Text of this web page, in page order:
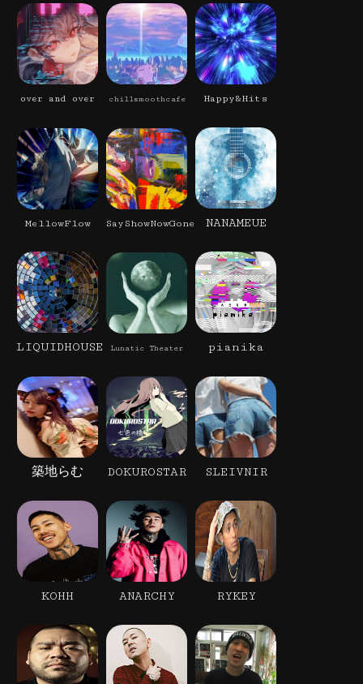
over and over chillsmoothcafe Happy&Hits
MellowFlow SayShowNowGone NANAMEUE
LIQUIDHOUSE Lunatic Theater pianika
築地らむ DOKUROSTAR SLEIVNIR
KOHH ANARCHY RYKEY